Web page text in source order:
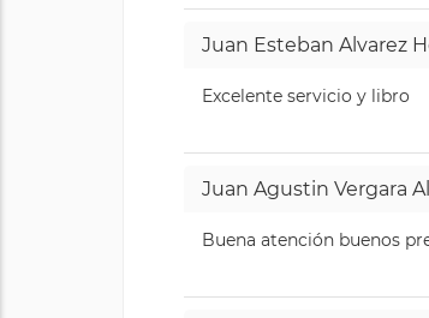
Juan Esteban Alvarez
Excelente servicio y libro
Juan Agustin Vergara
Buena atención buenos